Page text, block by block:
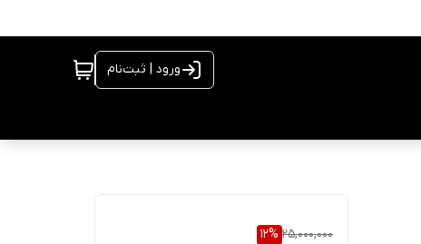
ورود | ثبت‌نام
25,000,000
12%